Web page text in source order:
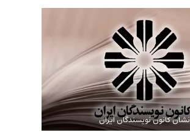
نشان کانون نویسندگان ایران